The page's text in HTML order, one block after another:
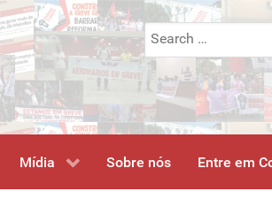
Search
for:
Mídia Sobre nós Entre em